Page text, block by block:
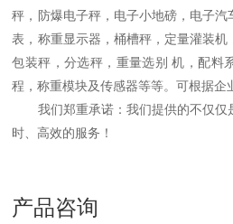
秤，防爆电子秤，电子小地磅，电子
表，称重显示器，桶槽秤，定量灌装
包装秤，分选秤，重量选别 机，配料
程，称重模块及传感器等等。可根
我们郑重承诺：我们提供的不仅仅
时、高效的服务！
产品咨询